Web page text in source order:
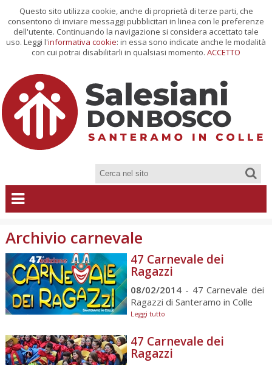
Questo sito utilizza cookie, anche di proprietà di terze parti, che
consentono di inviare messaggi pubblicitari in linea con le preferenze
dell'utente. Continuando la navigazione si considera accettato tale
uso. Leggi l'informativa cookie: in essa sono indicate anche le modalità
con cui potrai disabilitarli in qualsiasi momento. ACCETTO
Archivio carnevale
47 Carnevale dei
Ragazzi
08/02/2014 - 47 Carnevale dei
Ragazzi di Santeramo in Colle
Leggi tutto
47 Carnevale dei
Ragazzi